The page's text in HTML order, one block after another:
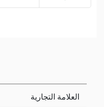
العلامة التجارية